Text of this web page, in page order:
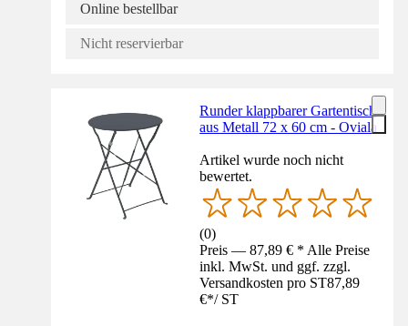
Online bestellbar
Nicht reservierbar
Runder klappbarer Gartentisch
aus Metall 72 x 60 cm - Oviala
Artikel wurde noch nicht
bewertet.
(0)
Preis — 87,89 € * Alle Preise
inkl. MwSt. und ggf. zzgl.
Versandkosten pro ST87,89
€*/ ST